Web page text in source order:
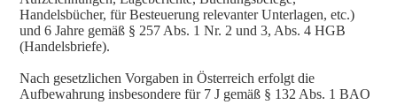
Handelsbücher, für Besteuerung relevanter Unterlagen, etc.)
und 6 Jahre gemäß § 257 Abs. 1 Nr. 2 und 3, Abs. 4 HGB
(Handelsbriefe).
Nach gesetzlichen Vorgaben in Österreich erfolgt die
Aufbewahrung insbesondere für 7 J gemäß § 132 Abs. 1 BAO